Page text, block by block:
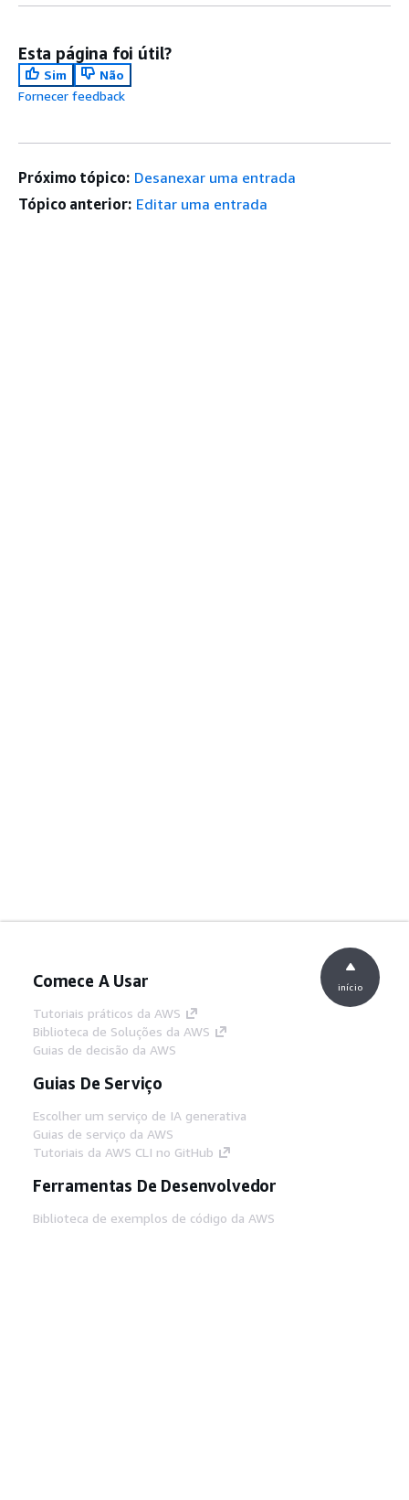
Esta página foi útil?
Sim
Não
Fornecer feedback
Próximo tópico: Desanexar uma entrada
Tópico anterior: Editar uma entrada
Comece A Usar
Tutoriais práticos da AWS
Biblioteca de Soluções da AWS
Guias de decisão da AWS
Guias De Serviço
Escolher um serviço de IA generativa
Guias de serviço da AWS
Tutoriais da AWS CLI no GitHub
Ferramentas De Desenvolvedor
Biblioteca de exemplos de código da AWS
início